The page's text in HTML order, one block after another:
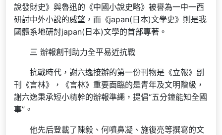
說發財史》與魯迅的《中國小說史略》被譽為一中一西
研討中外小說的威望，而《japan(日本)文學史》則是我
國體系地研討japan(日本)文學的首部專著。
三 辦報創刊助力全平易近抗戰
抗戰時代，謝六逸接辦的第一份刊物是《立報》副
刊《言林》，《言林》重要面臨的是青年及文明階級，
謝六逸秉承短小精幹的辦報準繩，提倡“五分鐘能知全國
事”。
他先后登載了陳毅、何噴鼻凝、施復亮等撰寫的文